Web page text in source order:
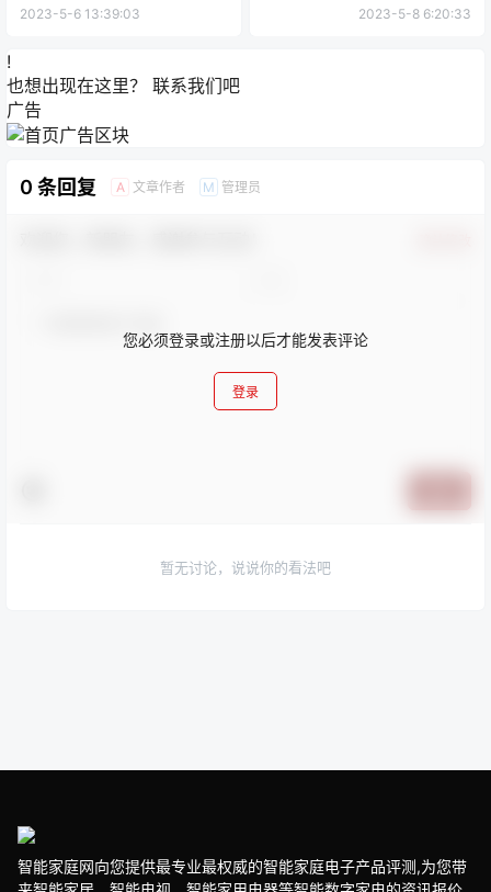
准？
2023-5-6 13:39:03 2023-5-8 6:20:33
!
也想出现在这里？ 联系我们吧
广告
0 条回复 A 文章作者 M 管理员
您必须登录或注册以后才能发表评论
登录
暂无讨论，说说你的看法吧
智能家庭网向您提供最专业最权威的智能家庭电子产品评测,为您带